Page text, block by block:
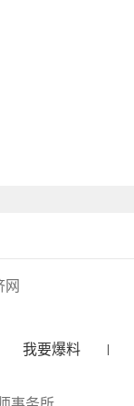
网
我要爆料